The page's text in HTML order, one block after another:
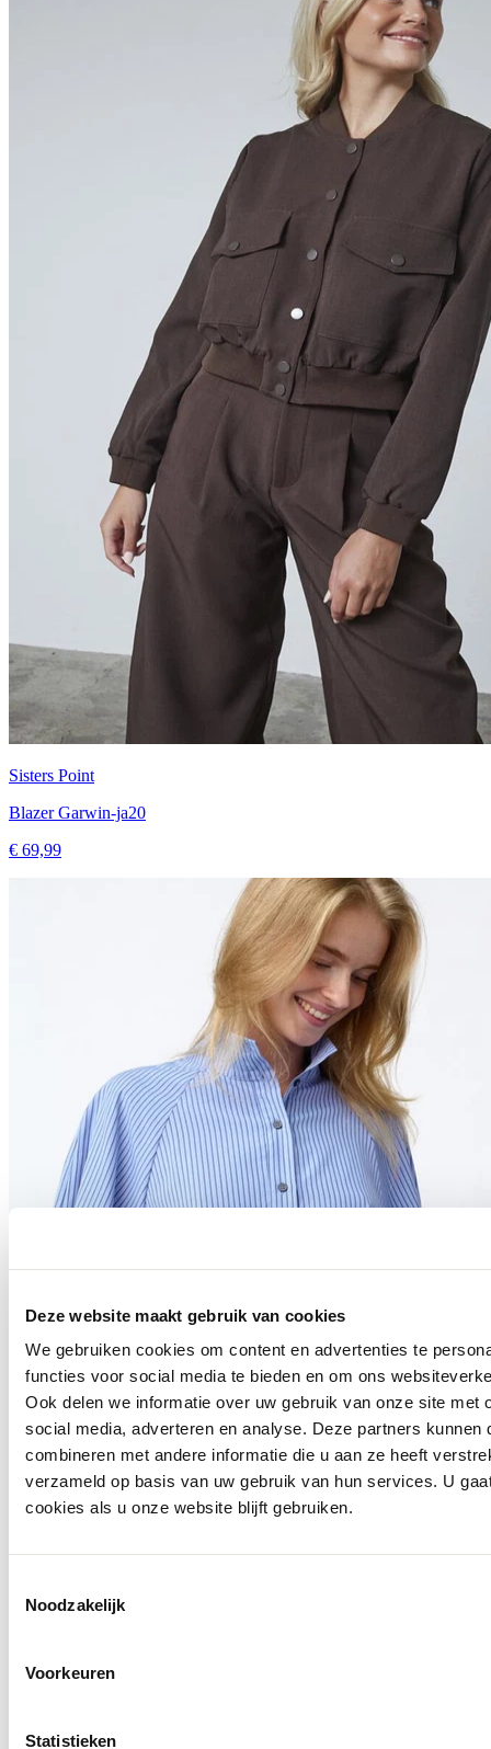
Deze website maakt gebruik van cookies
We gebruiken cookies om content en advertenties te
functies voor social media te bieden en om ons
Ook delen we informatie over uw gebruik van onze site met
social media, adverteren en analyse. Deze partners kunnen
combineren met andere informatie die u aan ze heeft
verzameld op basis van uw gebruik van hun services. U
cookies als u onze website blijft gebruiken.
Noodzakelijk
Voorkeuren
Statistieken
Sisters Point
Blazer Garwin-ja20
€ 69,99